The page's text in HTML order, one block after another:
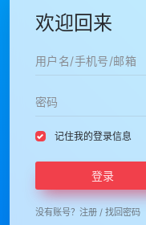
欢迎回来
记住我的登录信息
登录
没有账号？ 注册 / 找回密码